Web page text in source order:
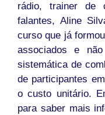
rádio, trainer de
falantes, Aline
curso que já
associados e
sistemática de
de participantes
o custo unitário.
para saber mais